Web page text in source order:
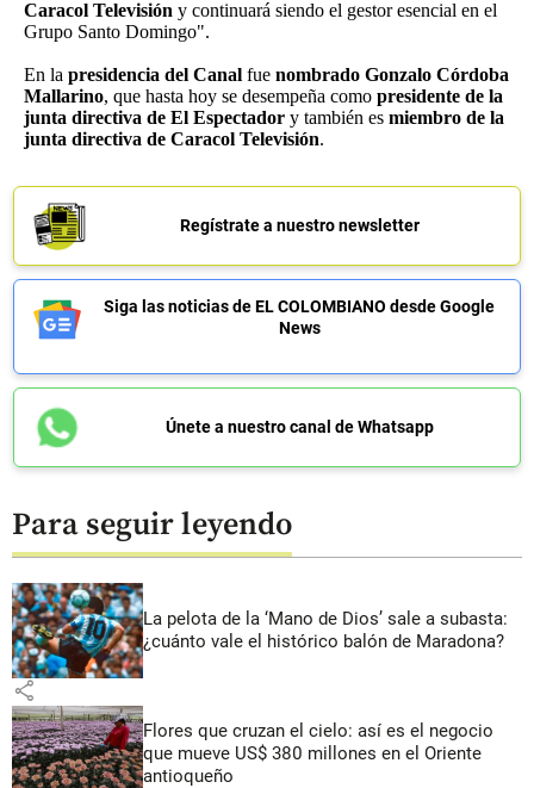
Caracol Televisión y continuará siendo el gestor esencial en el
Grupo Santo Domingo".
En la presidencia del Canal fue nombrado Gonzalo Córdoba
Mallarino, que hasta hoy se desempeña como presidente de la
junta directiva de El Espectador y también es miembro de la
junta directiva de Caracol Televisión.
Regístrate a nuestro newsletter
Siga las noticias de EL COLOMBIANO desde Google
News
Únete a nuestro canal de Whatsapp
Para seguir leyendo
La pelota de la ‘Mano de Dios’ sale a subasta:
¿cuánto vale el histórico balón de Maradona?
share
Flores que cruzan el cielo: así es el negocio
que mueve US$ 380 millones en el Oriente
antioqueño